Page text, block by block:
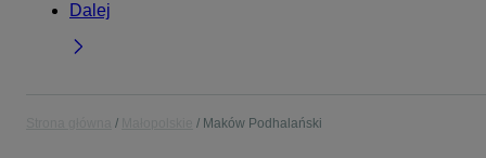
Dalej
Maków Podhalański